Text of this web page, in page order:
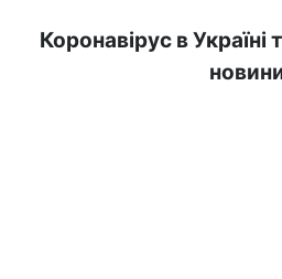
Коронавірус в Україні